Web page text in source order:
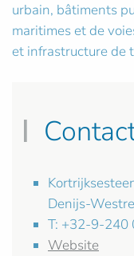
urbain, bâtiments
maritimes et de
et infrastructure de
Denijs-
T: +32-9-240
Website